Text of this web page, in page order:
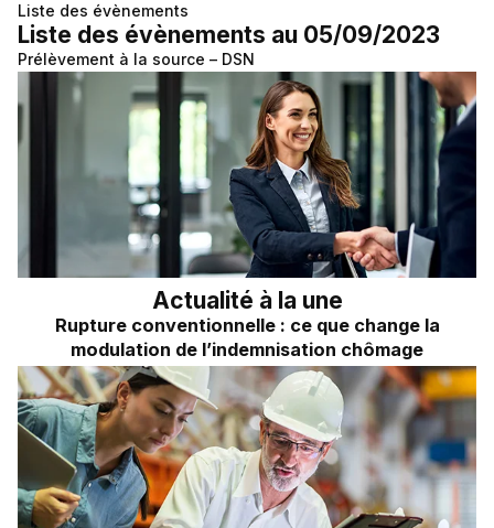
Recherche de code APE
Chômage partiel
Frais kilométriques
Revenu du dirigeant
TNS
Impôts sur les sociétés
Dividendes
Actualité à la une
Calendrier fiscal
Infographie RSE du mois
Transformation digitale
Quizz RH&VOUS ?
Bien-être en entreprise
Place à l'Expert
Sondage du mois
Demande de devis
Liste des évènements
Liste des évènements au 05/09/2023
Prélèvement à la source – DSN
Actualité à la une
Rupture conventionnelle : ce que change la
modulation de l’indemnisation chômage